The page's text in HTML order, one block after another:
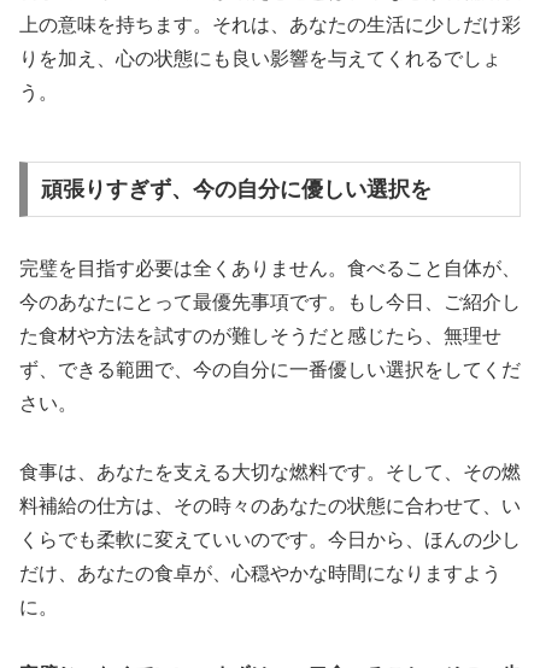
上の意味を持ちます。それは、あなたの生活に少しだけ彩
りを加え、心の状態にも良い影響を与えてくれるでしょ
う。
頑張りすぎず、今の自分に優しい選択を
完璧を目指す必要は全くありません。食べること自体が、
今のあなたにとって最優先事項です。もし今日、ご紹介し
た食材や方法を試すのが難しそうだと感じたら、無理せ
ず、できる範囲で、今の自分に一番優しい選択をしてくだ
さい。
食事は、あなたを支える大切な燃料です。そして、その燃
料補給の仕方は、その時々のあなたの状態に合わせて、い
くらでも柔軟に変えていいのです。今日から、ほんの少し
だけ、あなたの食卓が、心穏やかな時間になりますよう
に。